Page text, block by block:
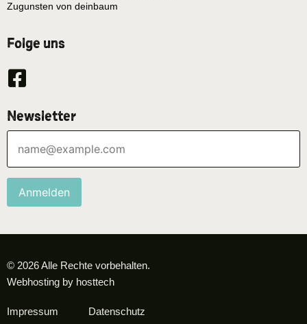
Zugunsten von deinbaum
Folge uns
Newsletter
Anmelden
© 2026 Alle Rechte vorbehalten.
Webhosting by hosttech
Impressum Datenschutz